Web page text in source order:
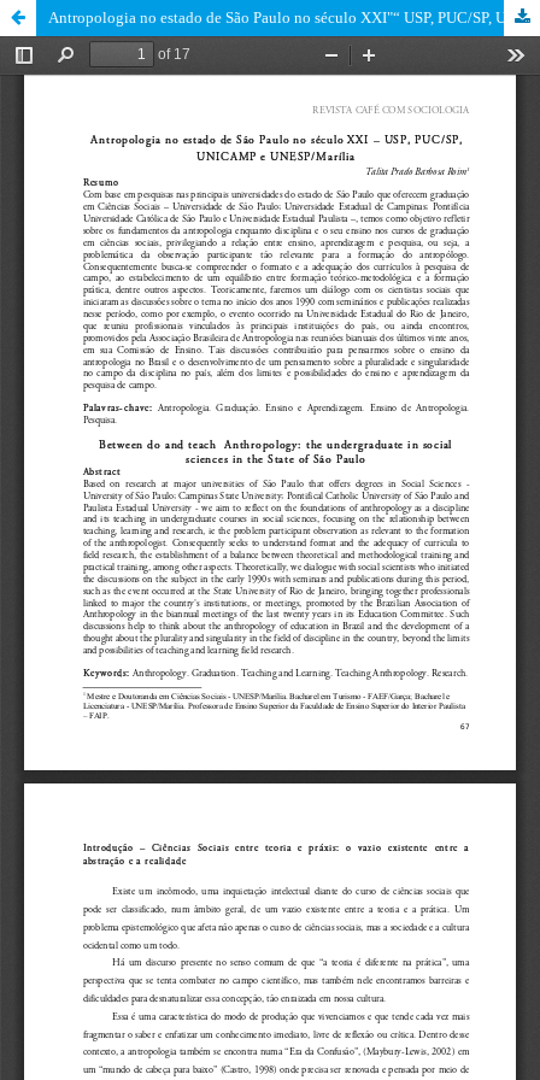
Antropologia no estado de São Paulo no século XXI"“ USP, PUC/SP, UNICAMP e UNESP/Marília